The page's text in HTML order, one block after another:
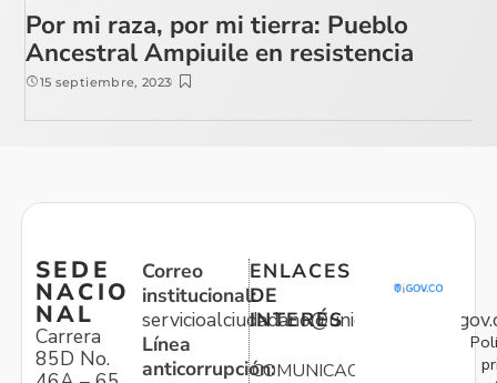
Por mi raza, por mi tierra: Pueblo
Ancestral Ampiuile en resistencia
15 septiembre, 2023
SEDE
NACIO
NAL
Carrera
85D No.
Correo
institucional:
Línea
anticorrupción:
ENLACES
DE
INTERÉS
COMUNICACIONES